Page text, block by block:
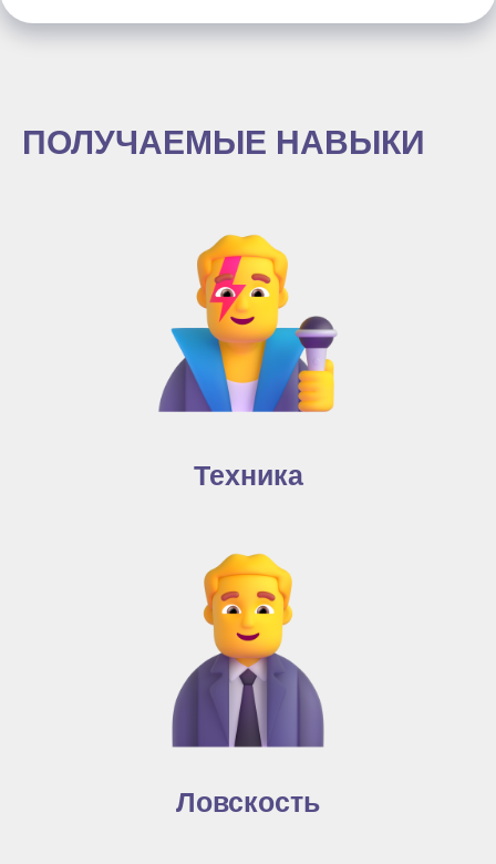
ПОЛУЧАЕМЫЕ НАВЫКИ
Техника
Ловскость